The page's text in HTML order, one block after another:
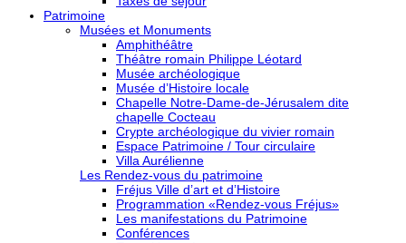
Patrimoine
Musées et Monuments
Amphithéâtre
Théâtre romain Philippe Léotard
Musée archéologique
Musée d’Histoire locale
Chapelle Notre-Dame-de-Jérusalem dite
chapelle Cocteau
Crypte archéologique du vivier romain
Espace Patrimoine / Tour circulaire
Villa Aurélienne
Les Rendez-vous du patrimoine
Fréjus Ville d’art et d’Histoire
Programmation «Rendez-vous Fréjus»
Les manifestations du Patrimoine
Conférences